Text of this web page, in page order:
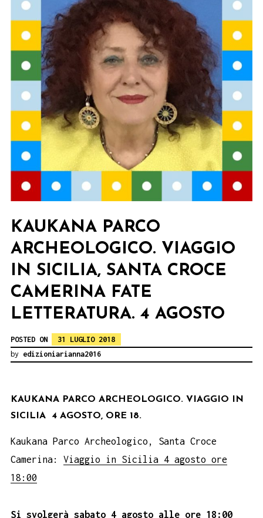
KAUKANA PARCO
ARCHEOLOGICO. VIAGGIO
IN SICILIA, SANTA CROCE
CAMERINA FATE
LETTERATURA. 4 AGOSTO
POSTED ON
31 LUGLIO 2018
by edizioniarianna2016
KAUKANA PARCO ARCHEOLOGICO. VIAGGIO IN
SICILIA 4 AGOSTO, ORE 18.
Kaukana Parco Archeologico, Santa Croce
Camerina: Viaggio in Sicilia 4 agosto ore
18:00
Si svolgerà sabato 4 agosto alle ore 18:00